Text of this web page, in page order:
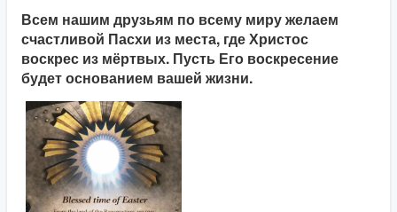
Всем нашим друзьям по всему миру желаем
счастливой Пасхи из места, где Христос
воскрес из мёртвых. Пусть Его воскресение
будет основанием вашей жизни.